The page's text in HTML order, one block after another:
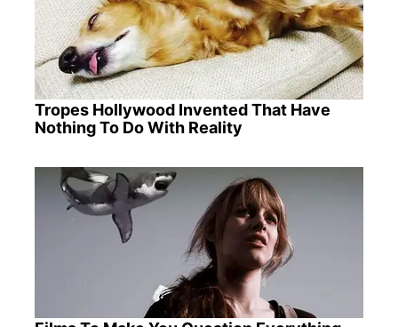
Tropes Hollywood Invented That Have
Nothing To Do With Reality